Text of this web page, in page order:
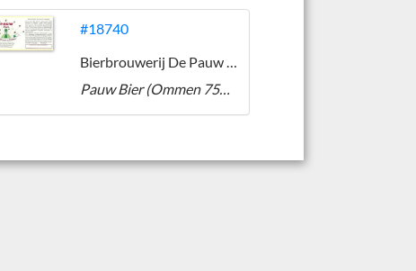
#18740
Bierbrouwerij De Pauw (Ommen)
Pauw Bier (Ommen 750 jaar Jubileum Bier)